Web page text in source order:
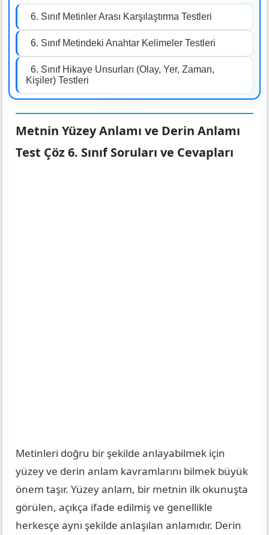
6. Sınıf Metinler Arası Karşılaştırma Testleri
6. Sınıf Metindeki Anahtar Kelimeler Testleri
6. Sınıf Hikaye Unsurları (Olay, Yer, Zaman,
Kişiler) Testleri
Metnin Yüzey Anlamı ve Derin Anlamı
Test Çöz 6. Sınıf Soruları ve Cevapları
Metinleri doğru bir şekilde anlayabilmek için
yüzey ve derin anlam kavramlarını bilmek büyük
önem taşır. Yüzey anlam, bir metnin ilk okunuşta
görülen, açıkça ifade edilmiş ve genellikle
herkesçe aynı şekilde anlaşılan anlamıdır. Derin